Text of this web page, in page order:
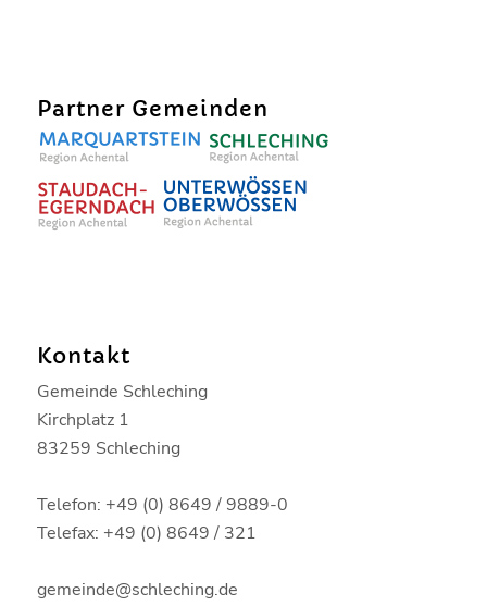
Partner Gemeinden
Kontakt
Gemeinde Schleching
Kirchplatz 1
83259 Schleching
Telefon: +49 (0) 8649 / 9889-0
Telefax: +49 (0) 8649 / 321
gemeinde@schleching.de